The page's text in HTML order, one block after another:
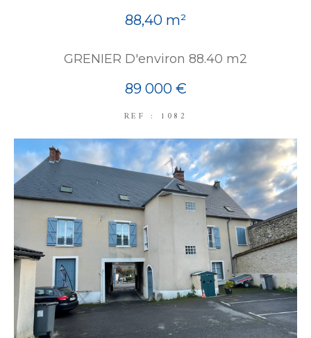
88,40 m²
GRENIER D'environ 88.40 m2
89 000 €
REF : 1082